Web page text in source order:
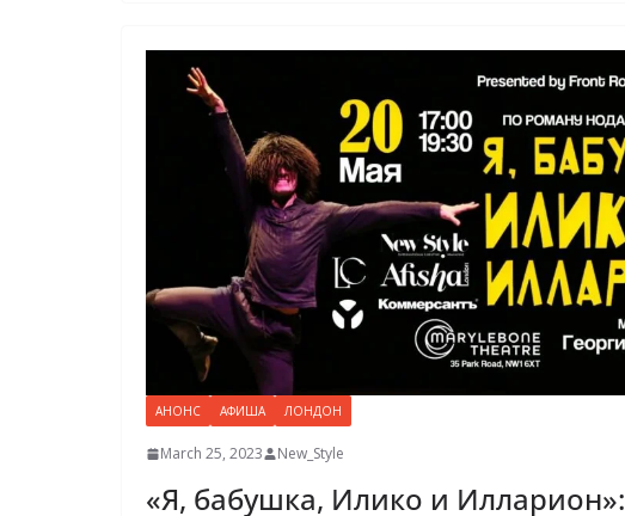
АНОНС АФИША ЛОНДОН
March 25, 2023 New_Style
«Я, бабушка, Илико и Илларион»: